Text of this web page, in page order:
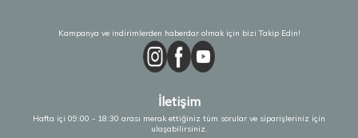
Kampanya ve indirimlerden haberdar olmak için bizi Takip Edin!
İletişim
Hafta içi 09:00 - 18:30 arası merak ettiğiniz tüm sorular ve siparişleriniz için
ulaşabilirsiniz.